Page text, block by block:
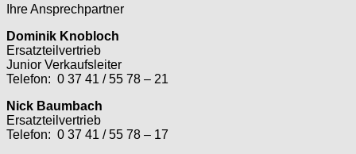
Ihre Ansprechpartner
Dominik Knobloch
Ersatzteilvertrieb
Junior Verkaufsleiter
Telefon: 0 37 41 / 55 78 – 21
Nick Baumbach
Ersatzteilvertrieb
Telefon: 0 37 41 / 55 78 – 17